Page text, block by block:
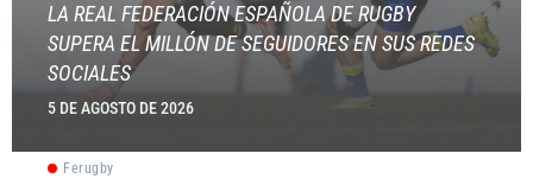
LA REAL FEDERACIÓN ESPAÑOLA DE RUGBY
SUPERA EL MILLÓN DE SEGUIDORES EN SUS REDES
SOCIALES
5 DE AGOSTO DE 2026
Ferugby